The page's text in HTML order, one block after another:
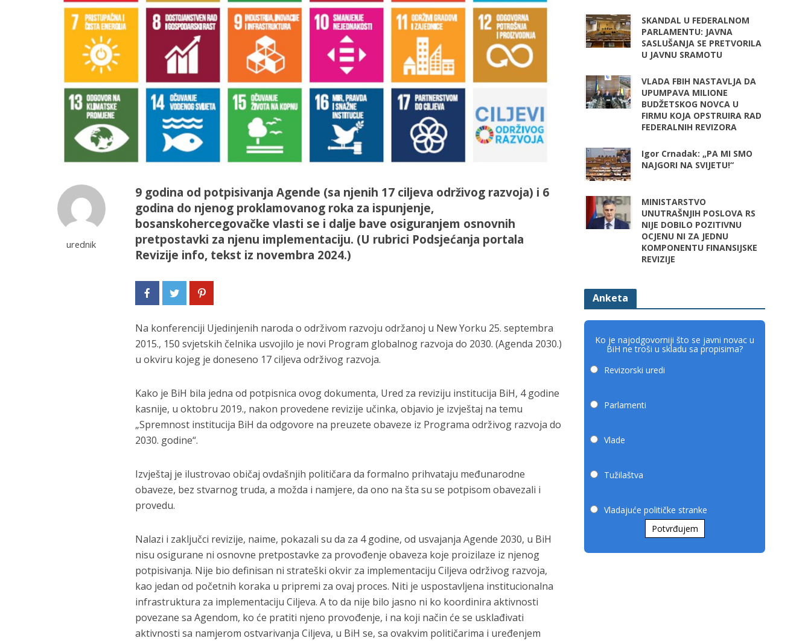
urednik
9 godina od potpisivanja Agende (sa njenih 17 ciljeva održivog razvoja) i 6
godina do njenog proklamovanog roka za ispunjenje,
bosanskohercegovačke vlasti se i dalje bave osiguranjem osnovnih
pretpostavki za njenu implementaciju. (U rubrici Podsjećanja portala
Revizije info, tekst iz novembra 2024.)
Na konferenciji Ujedinjenih naroda o održivom razvoju održanoj u New Yorku 25. septembra
2015., 150 svjetskih čelnika usvojilo je novi Program globalnog razvoja do 2030. (Agenda 2030.)
u okviru kojeg je doneseno 17 ciljeva održivog razvoja.
Kako je BiH bila jedna od potpisnica ovog dokumenta, Ured za reviziju institucija BiH, 4 godine
kasnije, u oktobru 2019., nakon provedene revizije učinka, objavio je izvještaj na temu
„Spremnost institucija BiH da odgovore na preuzete obaveze iz Programa održivog razvoja do
2030. godine“.
Izvještaj je ilustrovao običaj ovdašnjih političara da formalno prihvataju međunarodne
obaveze, bez stvarnog truda, a možda i namjere, da ono na šta su se potpisom obavezali i
provedu.
Nalazi i zaključci revizije, naime, pokazali su da za 4 godine, od usvajanja Agende 2030, u BiH
nisu osigurane ni osnovne pretpostavke za provođenje obaveza koje proizilaze iz njenog
potpisivanja. Nije bio definisan ni strateški okvir za implementaciju Ciljeva održivog razvoja,
kao jedan od početnih koraka u pripremi za ovaj proces. Niti je uspostavljena institucionalna
infrastruktura za implementaciju Ciljeva. A to da nije bilo jasno ni ko koordinira aktivnosti
povezane sa Agendom, ko će pratiti njeno provođenje, i na koji način će se usklađivati
aktivnosti sa namjerom ostvarivanja Ciljeva, u BiH se, sa ovakvim političarima i uređenjem
SKANDAL U FEDERALNOM
PARLAMENTU: JAVNA
SASLUŠANJA SE PRETVORILA
U JAVNU SRAMOTU
VLADA FBIH NASTAVLJA DA
UPUMPAVA MILIONE
BUDŽETSKOG NOVCA U
FIRMU KOJA OPSTRUIRA RAD
FEDERALNIH REVIZORA
Igor Crnadak: „PA MI SMO
NAJGORI NA SVIJETU!“
MINISTARSTVO
UNUTRAŠNJIH POSLOVA RS
NIJE DOBILO POZITIVNU
OCJENU NI ZA JEDNU
KOMPONENTU FINANSIJSKE
REVIZIJE
Anketa
Ko je najodgovorniji što se javni novac u
BiH ne troši u skladu sa propisima?
Revizorski uredi
Parlamenti
Vlade
Tužilaštva
Vladajuće političke stranke
Potvrđujem